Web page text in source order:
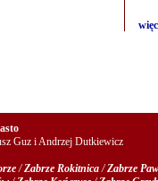
Guz i Andrzej Dutkiewicz
/Zabrze Rokitnica/Zabrze